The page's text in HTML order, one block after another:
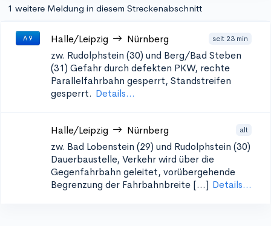
1 weitere Meldung in diesem Streckenabschnitt
A 9 Halle/Leipzig Nürnberg seit 23 min
zw. Rudolphstein (30) und Berg/Bad Steben
(31) Gefahr durch defekten PKW, rechte
Parallelfahrbahn gesperrt, Standstreifen
gesperrt. Details...
Halle/Leipzig Nürnberg alt
zw. Bad Lobenstein (29) und Rudolphstein (30)
Dauerbaustelle, Verkehr wird über die
Gegenfahrbahn geleitet, vorübergehende
Begrenzung der Fahrbahnbreite [...] Details...